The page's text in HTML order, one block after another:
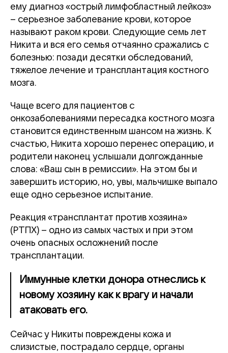
ему диагноз «острый лимфобластный лейкоз»
– серьезное заболевание крови, которое
называют раком крови. Следующие семь лет
Никита и вся его семья отчаянно сражались с
болезнью: позади десятки обследований,
тяжелое лечение и трансплантация костного
мозга.
Чаще всего для пациентов с
онкозаболеваниями пересадка костного мозга
становится единственным шансом на жизнь. К
счастью, Никита хорошо перенес операцию, и
родители наконец услышали долгожданные
слова: «Ваш сын в ремиссии». На этом бы и
завершить историю, но, увы, мальчишке выпало
еще одно серьезное испытание.
Реакция «трансплантат против хозяина»
(РТПХ) – одно из самых частых и при этом
очень опасных осложнений после
трансплантации.
Иммунные клетки донора отнеслись к
новому хозяину как к врагу и начали
атаковать его.
Сейчас у Никиты повреждены кожа и
слизистые, пострадало сердце, органы